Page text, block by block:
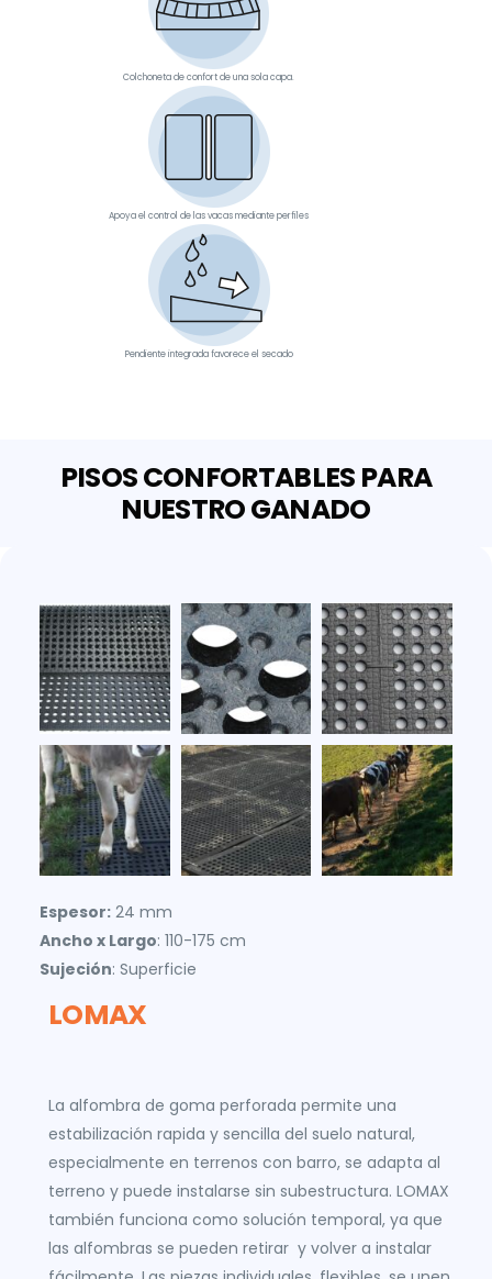
Colchoneta de confort de una sola capa.
Apoya el control de las vacas mediante perfiles
Pendiente integrada favorece el secado
PISOS CONFORTABLES PARA
NUESTRO GANADO
Espesor:24 mm
Ancho x Largo: 110-175 cm
Sujeción: Superficie
LOMAX
La alfombra de goma perforada permite una
estabilización rapida y sencilla del suelo natural,
especialmente en terrenos con barro, se adapta al
terreno y puede instalarse sin subestructura. LOMAX
también funciona como solución temporal, ya que
las alfombras se pueden retirar y volver a instalar